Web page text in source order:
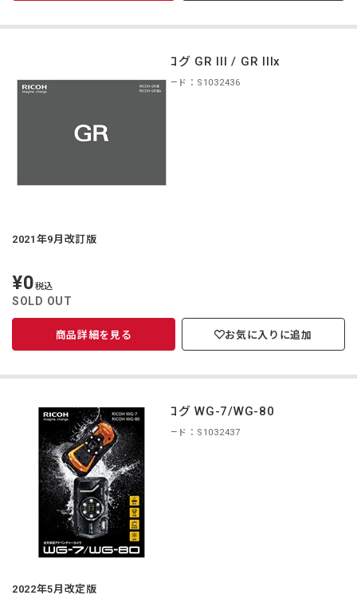
カタログ GR III / GR IIIx
商品コード：S1032436
2021年9月改訂版
定
価
¥0税込
SOLD OUT
商品詳細を見る お気に入りに追加
カタログ WG-7/WG-80
商品コード：S1032437
2022年5月改定版